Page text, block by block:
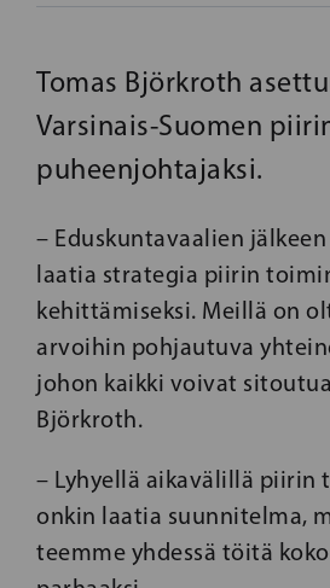
Tomas Björkroth
Varsinais-Suomen
puheenjohtajaksi.
– Eduskuntavaalien
laatia strategia piirin
kehittämiseksi. Meillä on
arvoihin pohjautuva
johon kaikki voivat
Björkroth.
– Lyhyellä aikavälillä piirin
onkin laatia suunnitelma,
teemme yhdessä töitä